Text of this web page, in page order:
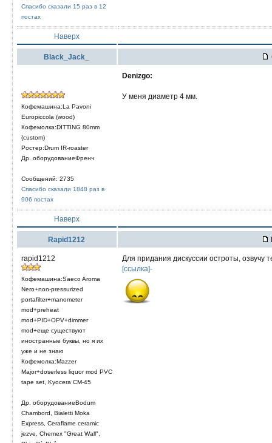
Спасибо сказали 15 раз в 12
постах
Наверх
Black_Jack_
Кофемашина:La Pavoni
Europiccola (wood)
Кофемолка:DITTING 80mm
(custom)
Ростер:Drum IR-roaster
Др. оборудованиеФренч
Сообщений: 2735
Спасибо сказали 1848 раз в
906 постах
Denizgo:
У меня диаметр 4 мм.
Наверх
Rapid1212
rapid1212
Кофемашина:Saeco Aroma
Nero+non-pressurized
portafilter+manometer
mod+preheat
mod+PID+OPV+dimmer
mod+еще существуют
иностранные буквы, но я их
уже и не знаю
Кофемолка:Mazzer
Major+doserless liquor mod PVC
tape set, Kyocera CM-45
Др. оборудованиеBodum
Chambord, Bialetti Moka
Express, Ceraflame ceramic
jezve, Chemex "Great Wall",
Для придания дискуссии остроты, озвучу
[ссылка]-